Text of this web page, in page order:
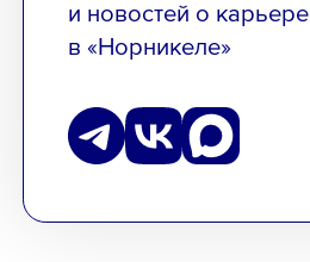
и новостей о карьере
в «Норникеле»